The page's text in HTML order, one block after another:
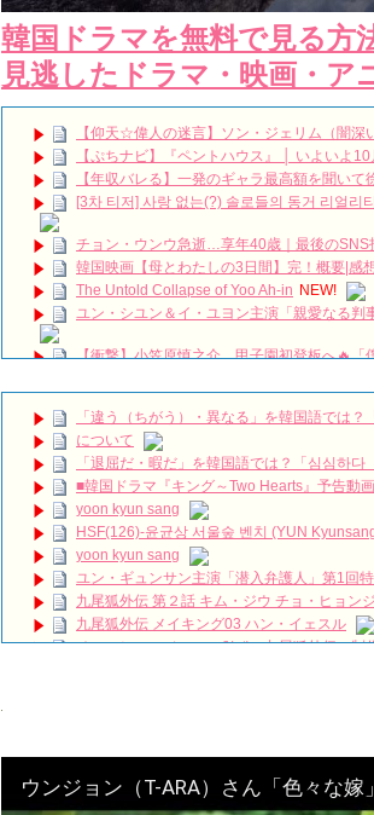
韓国ドラマを無料で見る方
見逃したドラマ・映画・ア
【仰天☆偉人の迷言】ソン・ジェリム（闇深
【ぷちナビ】『ペントハウス』 │ いよいよ
【年収バレる】一発のギャラ最高額を聞いて
[3차 티저] 사랑 없는(?) 솔로들의 동거 리얼리
チョン・ウンウ急逝…享年40歳｜最後の
韓国映画【母とわたしの3日間】完！概要|感
The Untold Collapse of Yoo Ah-in NEW!
ユン・シユン＆イ・ユヨン主演「親愛なる
【衝撃】小笠原慎之介、甲子園初登板へ🔥「
ー～恋もお金もクリーンに！」2025年11月1日よ
21世紀の大君夫人DUET💓#韓国ドラマ #21
ハン・ヘジン 한혜진 – (선공개) 강남 3대 얼
요? 밥블레스유 2 bobblessyou2 EP.18
ソン・ヘギョ – ソンヘギョ キスまとめ
ハン・ヘジン 한혜진 – Still We (여전히 우리
한가인 –
「ライフ・ オン・ マーズ」2019年11月2日
(ENG SUB) Behind The Scene Hyun Bin 현
ェジン / エンジョイ❕
ユン・ギュンサン、番組にも登場した愛猫
「違う（ちがう）・異なる」を韓国語では
について
「退屈だ・暇だ」を韓国語では？「심심하
■韓国ドラマ『キング～Two Hearts』予告動
yoon kyun sang
HSF(126)-윤균상 서울숲 벤치 (YUN
yoon kyun sang
ユン・ギュンサン主演「潜入弁護人」第1回特
九尾狐外伝 第２話 キム・ジウ チョ・ヒョン
九尾狐外伝 メイキング03 ハン・イェスル
チョ・ヒョンジェ 조현재 九尾狐外伝 制
キム・ユジョン、美しいセルフショットで近
キム・ユジョン、新ドラマ「まず熱く掃除
ウンジョン（T-ARA）さん「色々な嫁